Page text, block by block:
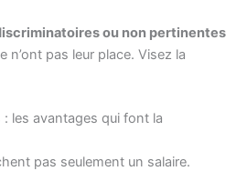
ou non pertinentes
n’ont pas leur place. Visez la
les avantages qui font la
pas seulement un salaire.